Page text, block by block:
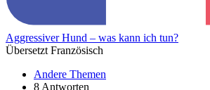
Aggressiver Hund – was kann ich tun?
Übersetzt Französisch
Andere Themen
8 Antworten